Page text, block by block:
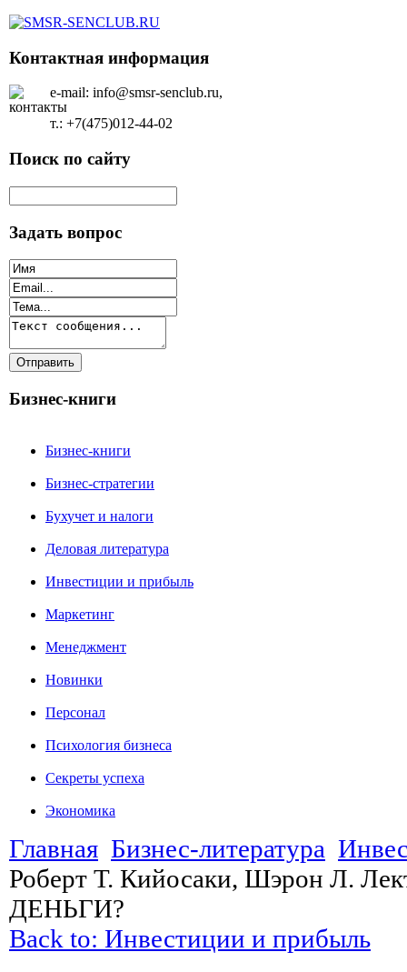
Контактная информация
e-mail: info@smsr-senclub.ru,
т.: +7(475)012-44-02
Поиск по сайту
Задать вопрос
Бизнес-книги
Бизнес-книги
Бизнес-стратегии
Бухучет и налоги
Деловая литература
Инвестиции и прибыль
Маркетинг
Менеджмент
Новинки
Персонал
Психология бизнеса
Секреты успеха
Экономика
Главная Бизнес-литература
Роберт Т. Кийосаки, Шэрон Л.
ДЕНЬГИ?
Back to: Инвестиции и прибыль